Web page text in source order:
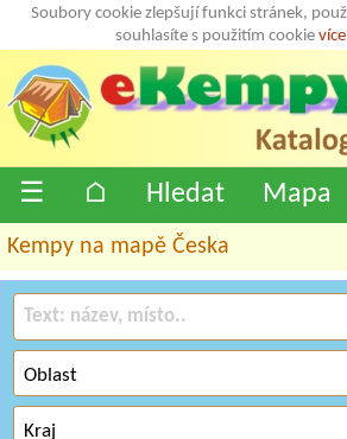
Soubory cookie zlepšují funkci stránek,
souhlasíte s použitím cookie
☰ ⌂ Hledat Mapa
Kempy na mapě Česka